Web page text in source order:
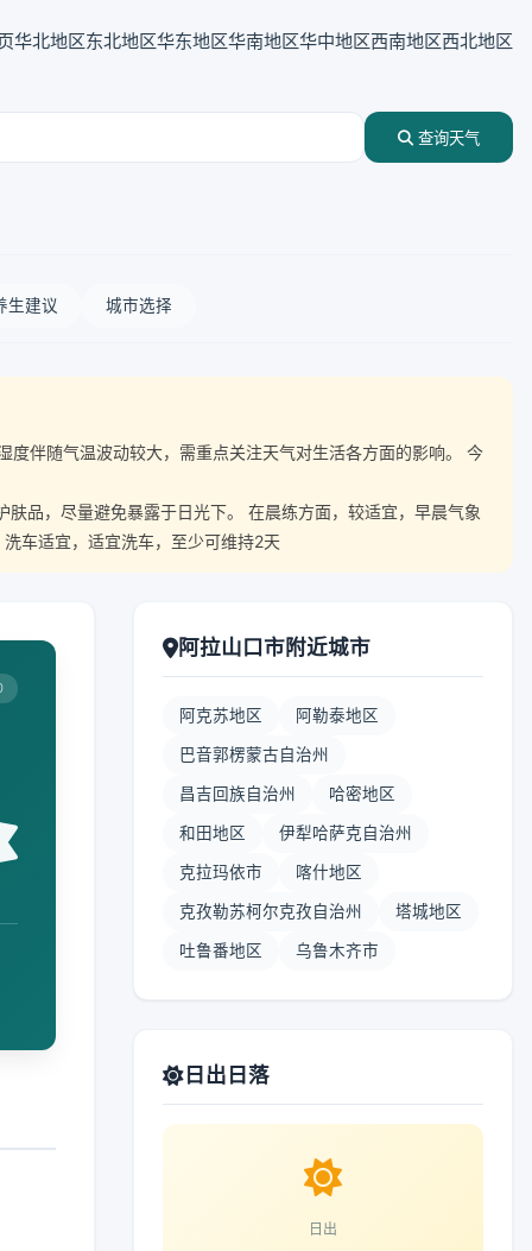
华北地区东北地区华东地区华南地区华中地区西南地区西北地区
查询天气
生建议 城市选择
伴随气温波动较大，需重点关注天气对生活各方面的影响。 今
品，尽量避免暴露于日光下。 在晨练方面，较适宜，早晨气象
车适宜，适宜洗车，至少可维持2天
阿拉山口市附近城市
阿克苏地区 阿勒泰地区
巴音郭楞蒙古自治州
昌吉回族自治州 哈密地区
和田地区 伊犁哈萨克自治州
克拉玛依市 喀什地区
克孜勒苏柯尔克孜自治州 塔城地区
吐鲁番地区 乌鲁木齐市
日出日落
日出